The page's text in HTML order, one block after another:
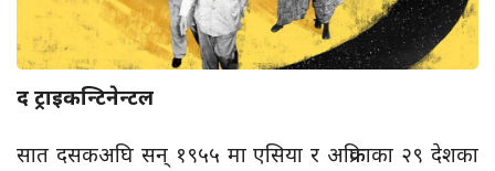
द ट्राइकन्टिनेन्टल
सात दसकअघि सन् १९५५ मा एसिया र अफ्रिकाका २९ देशका